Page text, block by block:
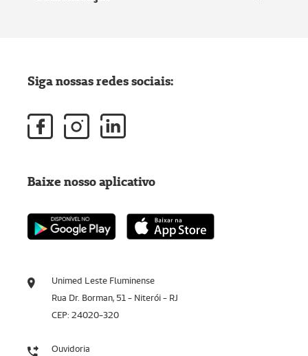
Unimed Leste Fluminense
Rua Dr. Borman, 51 - Niterói - RJ
CEP: 24020-320
Ouvidoria
Siga nossas redes sociais:
Baixe nosso aplicativo